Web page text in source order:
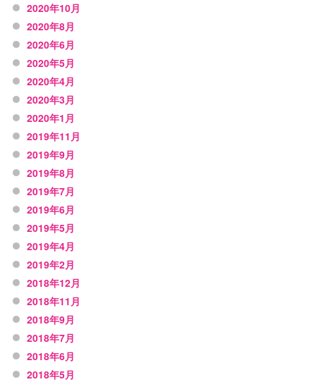
2020年10月
2020年8月
2020年6月
2020年5月
2020年4月
2020年3月
2020年1月
2019年11月
2019年9月
2019年8月
2019年7月
2019年6月
2019年5月
2019年4月
2019年2月
2018年12月
2018年11月
2018年9月
2018年7月
2018年6月
2018年5月